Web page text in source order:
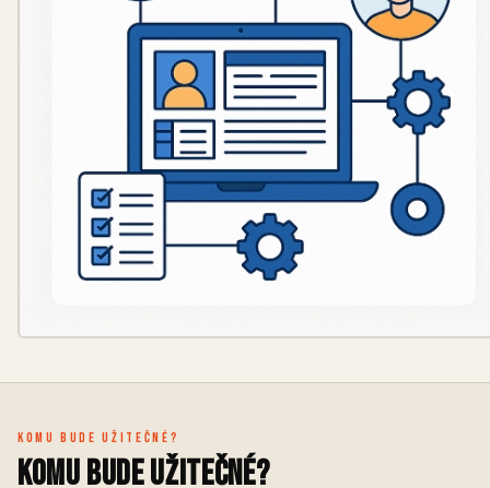
Komu bude užitečné?
Komu bude užitečné?